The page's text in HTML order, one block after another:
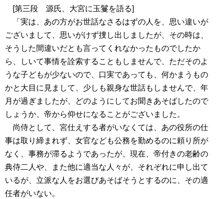
[第三段 源氏、大宮に玉鬘を語る]
「実は、あの方がお世話なさるはずの人を、思い違いが
ございまして、思いがけず捜し出しましたが、その時は、
そうした間違いだとも言ってくれなかったものでしたか
ら、しいて事情を詮索することもしませんで、ただそのよ
うな子どもが少ないので、口実であっても、何かまうもの
かと大目に見まして、少しも親身な世話もしませんで、年
月が過ぎましたが、どのようにしてお聞きあそばしたので
しょうか、帝から仰せになることがございました。
尚侍として、宮仕えする者がいなくては、あの役所の仕
事は取り締まれず、女官なども公務を勤めるのに頼り所が
なく、事務が滞るようであったが、現在、帝付きの老齢の
典侍二人や、また他に適当な人々が、それぞれに申し出て
いるが、立派な人をお選びあそばそうとするのに、その適
任者がいない。